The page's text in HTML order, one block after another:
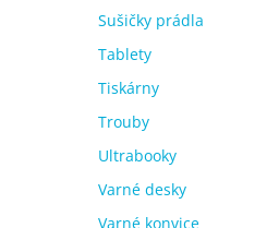
Sušičky prádla
Tablety
Tiskárny
Trouby
Ultrabooky
Varné desky
Varné konvice